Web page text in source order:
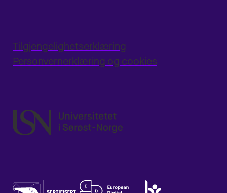
Tilgjengelighetserklæring
Personvernerklæring og cookies